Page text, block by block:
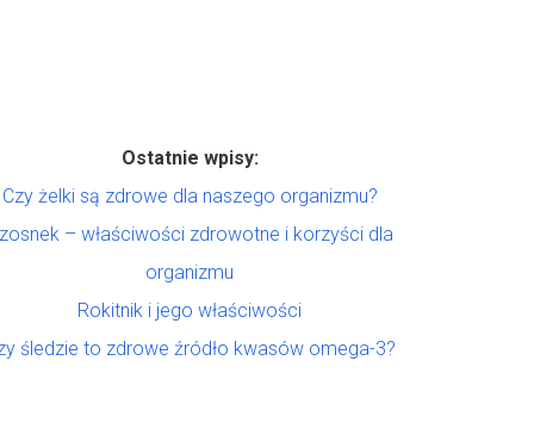
Ostatnie wpisy:
Czy żelki są zdrowe dla naszego organizmu?
– właściwości zdrowotne i korzyści dla
organizmu
Rokitnik i jego właściwości
śledzie to zdrowe źródło kwasów omega-3?